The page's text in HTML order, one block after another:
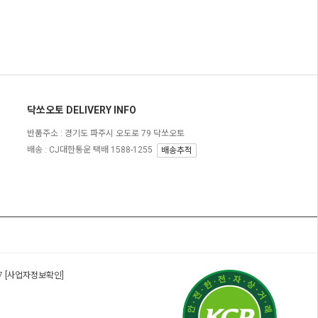
닥쏘오토 DELIVERY INFO
반품주소 : 경기도 파주시 오도로 79 닥쏘오토
배송 : CJ대한통운 택배 1588-1255
배송추적
[사업자정보확인]